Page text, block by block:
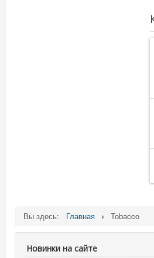
Вы здесь: Главная Tobacco
Новинки на сайте